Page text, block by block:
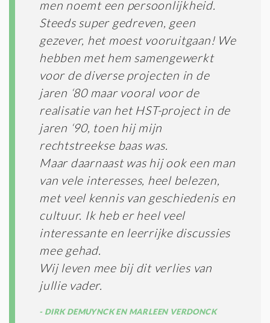
men noemt een persoonlijkheid.
Steeds super gedreven, geen
gezever, het moest vooruitgaan! We
hebben met hem samengewerkt
voor de diverse projecten in de
jaren ‘80 maar vooral voor de
realisatie van het HST-project in de
jaren ‘90, toen hij mijn
rechtstreekse baas was.
Maar daarnaast was hij ook een man
van vele interesses, heel belezen,
met veel kennis van geschiedenis en
cultuur. Ik heb er heel veel
interessante en leerrijke discussies
mee gehad.
Wij leven mee bij dit verlies van
jullie vader.
DIRK DEMUYNCK EN MARLEEN VERDONCK